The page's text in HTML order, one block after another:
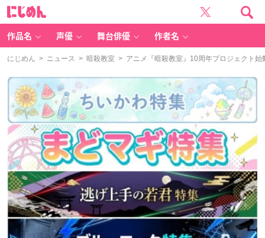
作品名 声優 舞台俳優 作者名
にじめん > ニュース > 暗殺教室 > アニメ『暗殺教室』10周年プロジェクト